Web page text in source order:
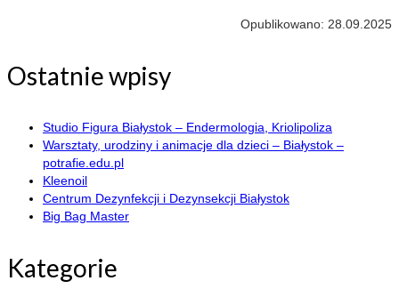
Opublikowano: 28.09.2025
Ostatnie wpisy
Studio Figura Białystok – Endermologia, Kriolipoliza
Warsztaty, urodziny i animacje dla dzieci – Białystok –
potrafie.edu.pl
Kleenoil
Centrum Dezynfekcji i Dezynsekcji Białystok
Big Bag Master
Kategorie